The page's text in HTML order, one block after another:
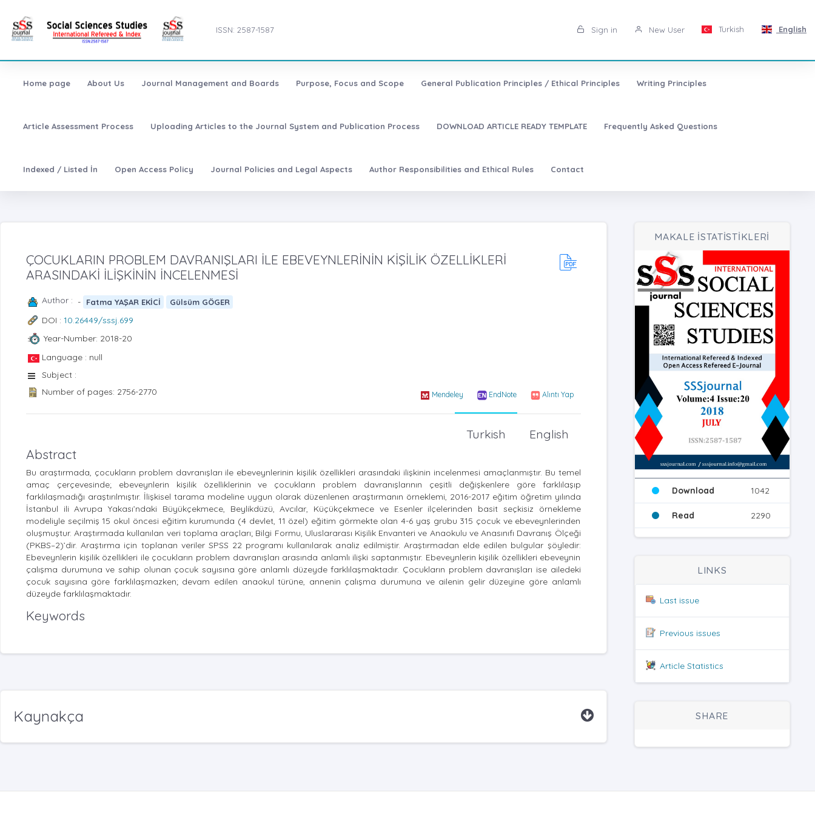
ISSN: 2587-1587 Sign in New User Turkish English
Home page About Us Journal Management and Boards Purpose, Focus and Scope General Publication Principles / Ethical Principles Writing Principles
Article Assessment Process Uploading Articles to the Journal System and Publication Process DOWNLOAD ARTICLE READY TEMPLATE Frequently Asked Questions
Indexed / Listed İn Open Access Policy Journal Policies and Legal Aspects Author Responsibilities and Ethical Rules Contact
ÇOCUKLARIN PROBLEM DAVRANIŞLARI İLE EBEVEYNLERİNİN KİŞİLİK ÖZELLİKLERİ
ARASINDAKİ İLİŞKİNİN İNCELENMESİ
Author : - Fatma YAŞAR EKİCİ Gülsüm GÖGER
DOI : 10.26449/sssj.699
Year-Number: 2018-20
Language : null
Subject :
Number of pages: 2756-2770
Mendeley EndNote Alıntı Yap
English
Turkish
Abstract
Bu araştırmada, çocukların problem davranışları ile ebeveynlerinin kişilik özellikleri arasındaki ilişkinin incelenmesi amaçlanmıştır. Bu temel
amaç çerçevesinde; ebeveynlerin kişilik özelliklerinin ve çocukların problem davranışlarının çeşitli değişkenlere göre farklılaşıp
farklılaşmadığı araştırılmıştır. İlişkisel tarama modeline uygun olarak düzenlenen araştırmanın örneklemi, 2016-2017 eğitim öğretim yılında
İstanbul ili Avrupa Yakası’ndaki Büyükçekmece, Beylikdüzü, Avcılar, Küçükçekmece ve Esenler ilçelerinden basit seçkisiz örnekleme
modeliyle seçilmiş 15 okul öncesi eğitim kurumunda (4 devlet, 11 özel) eğitim görmekte olan 4-6 yaş grubu 315 çocuk ve ebeveynlerinden
oluşmuştur. Araştırmada kullanılan veri toplama araçları; Bilgi Formu, Uluslararası Kişilik Envanteri ve Anaokulu ve Anasınıfı Davranış Ölçeği
(PKBS–2)’dir. Araştırma için toplanan veriler SPSS 22 programı kullanılarak analiz edilmiştir. Araştırmadan elde edilen bulgular şöyledir:
Ebeveynlerin kişilik özellikleri ile çocukların problem davranışları arasında anlamlı ilişki saptanmıştır. Ebeveynlerin kişilik özellikleri ebeveynin
çalışma durumuna ve sahip olunan çocuk sayısına göre anlamlı düzeyde farklılaşmaktadır. Çocukların problem davranışları ise ailedeki
çocuk sayısına göre farklılaşmazken; devam edilen anaokul türüne, annenin çalışma durumuna ve ailenin gelir düzeyine göre anlamlı
düzeyde farklılaşmaktadır.
Keywords
Kaynakça
MAKALE İSTATİSTİKLERİ
Download 1042
Read 2290
LINKS
Last issue
Previous issues
Article Statistics
SHARE